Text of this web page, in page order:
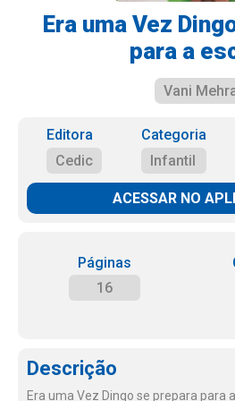
Era uma Vez
para a
Vani
Editora
Cedic
Categoria
Infantil
ACESSAR NO
Páginas
16
Descrição
Era uma Vez Dingo se prepara para